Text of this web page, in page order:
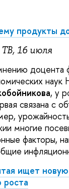
продукты
16 июля
доцента
, у
связана с
многие
факторы,
ищет
роста